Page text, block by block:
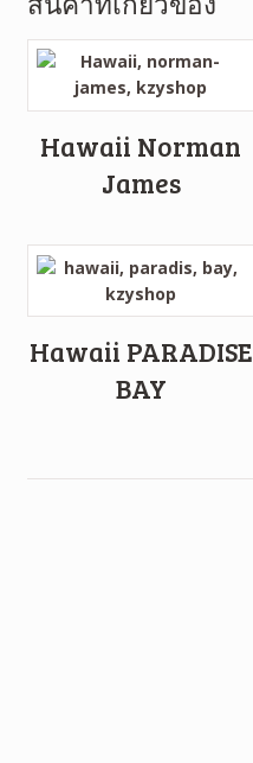
Hawaii Norman
James
Hawaii PARADISE
BAY